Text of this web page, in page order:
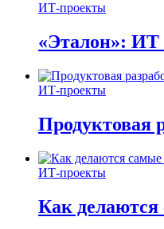
ИТ-проекты
«Эталон»: ИТ
ИТ-проекты
Продуктовая
ИТ-проекты
Как